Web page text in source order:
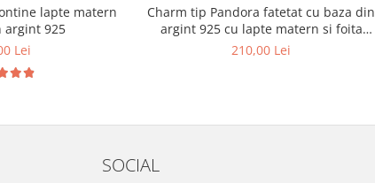
lapte matern
argint 925
Lei
Charm tip Pandora fatetat cu baza din
argint 925 cu lapte matern si foita
decorativa
210,00 Lei
SOCIAL